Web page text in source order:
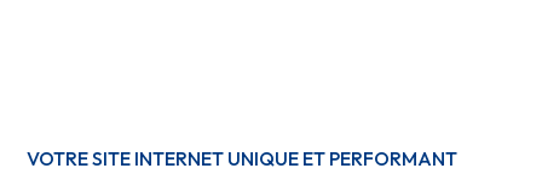
VOTRE SITE INTERNET UNIQUE ET PERFORMANT